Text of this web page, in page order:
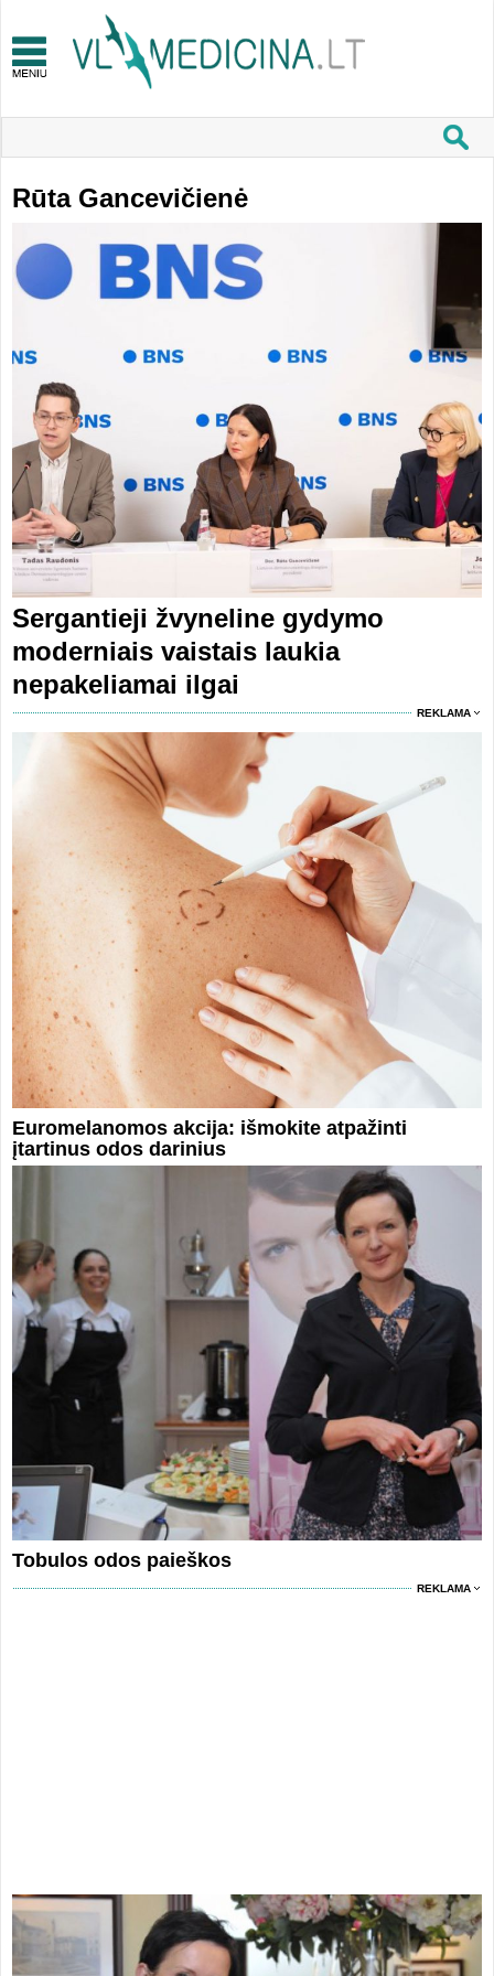
Rūta Gancevičienė
Sergantieji žvyneline gydymo
moderniais vaistais laukia
nepakeliamai ilgai
REKLAMA
Euromelanomos akcija: išmokite atpažinti
įtartinus odos darinius
Tobulos odos paieškos
REKLAMA